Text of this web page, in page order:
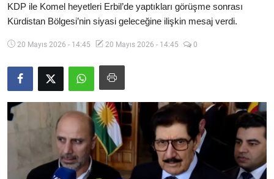
Güncel
Analiz
Makaleler
Video
KDP ile Komel heyetleri Erbil’de yaptıkları görüşme sonrası
Kürdistan Bölgesi’nin siyasi geleceğine ilişkin mesaj verdi.
20 Mayıs 2026 - 14:45 20 Mayıs 2026 - 14:45 0